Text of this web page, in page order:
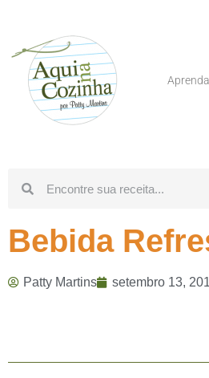
Bebida
Patty Martins setembro 13,